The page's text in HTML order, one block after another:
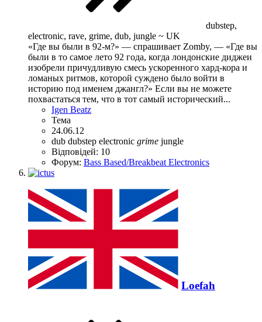
dubstep,
electronic, rave, grime, dub, jungle ~ UK
«Где вы были в 92-м?» — спрашивает Zomby, — «Где вы
были в то самое лето 92 года, когда лондонские диджеи
изобрели причудливую смесь ускоренного хард-кора и
ломаных ритмов, которой суждено было войти в
историю под именем джангл?» Если вы не можете
похвастаться тем, что в тот самый исторический...
Igen Beatz
Тема
24.06.12
dub dubstep electronic grime jungle
Відповідей: 10
Форум: Bass Based/Breakbeat Electronics
Loefah